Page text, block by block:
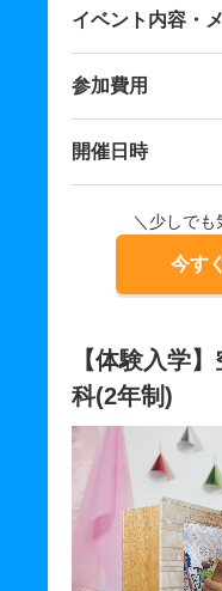
イベント内容・
参加費用
開催日時
＼少しでも
今す
【体験入学
科(2年制)